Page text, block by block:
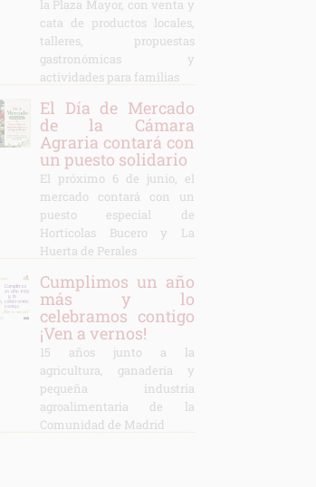
la Plaza Mayor, con venta y
cata de productos locales,
talleres, propuestas
gastronómicas y
actividades para familias
El Día de Mercado
de la Cámara
Agraria contará con
un puesto solidario
El próximo 6 de junio, el
mercado contará con un
puesto especial de
Hortícolas Bucero y La
Huerta de Perales
Cumplimos un año
más y lo
celebramos contigo
¡Ven a vernos!
15 años junto a la
agricultura, ganadería y
pequeña industria
agroalimentaria de la
Comunidad de Madrid